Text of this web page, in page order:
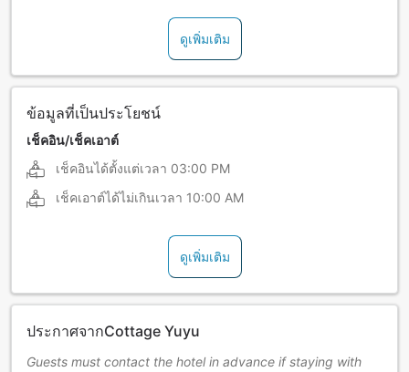
ดูเพิ่มเติม
ข้อมูลที่เป็นประโยชน์
เช็คอิน/เช็คเอาต์
เช็คอินได้ตั้งแต่เวลา 03:00 PM
เช็คเอาต์ได้ไม่เกินเวลา 10:00 AM
ดูเพิ่มเติม
ประกาศจากCottage Yuyu
Guests must contact the hotel in advance if staying with